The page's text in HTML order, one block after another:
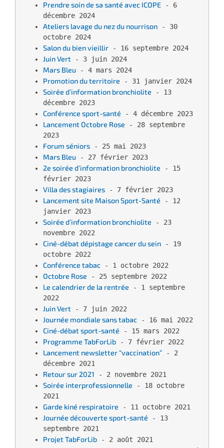
Prendre soin de sa santé avec ICOPE - 6
décembre 2024
Ateliers lavage du nez du nourrison - 30
octobre 2024
Salon du bien vieillir - 16 septembre 2024
Juin Vert - 3 juin 2024
Mars Bleu - 4 mars 2024
Promotion du territoire - 31 janvier 2024
Soirée d’information bronchiolite - 13
décembre 2023
Conférence sport-santé - 4 décembre 2023
Lancement Octobre Rose - 28 septembre
2023
Forum séniors - 25 mai 2023
Mars Bleu - 27 février 2023
2e soirée d’information bronchiolite - 15
février 2023
Villa des stagiaires - 7 février 2023
Lancement site Maison Sport-Santé - 12
janvier 2023
Soirée d’information bronchiolite - 23
novembre 2022
Ciné-débat dépistage cancer du sein - 19
octobre 2022
Conférence tabac - 1 octobre 2022
Octobre Rose - 25 septembre 2022
Le calendrier de la rentrée - 1 septembre
2022
Juin Vert - 7 juin 2022
Journée mondiale sans tabac - 16 mai 2022
Ciné-débat sport-santé - 15 mars 2022
Programme TabForLib - 7 février 2022
Lancement newsletter “vaccination” - 2
décembre 2021
Retour sur 2021 - 2 novembre 2021
Soirée interprofessionnelle - 18 octobre
2021
Garde kiné respiratoire - 11 octobre 2021
Journée découverte sport-santé - 13
septembre 2021
Projet TabForLib - 2 août 2021